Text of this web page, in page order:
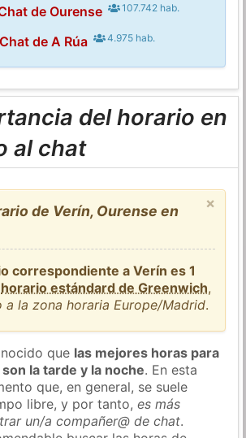
de Ourense 107.742 hab.
Chat de A Rúa 4.975 hab.
del horario en
al chat
×
de Verín, Ourense en
correspondiente a Verín es 1
horario estándard de Greenwich,
a la zona horaria Europe/Madrid.
que las mejores horas para
la tarde y la noche. En esta
que, en general, se suele
libre, y por tanto,es más
un/a compañer@ de chat.